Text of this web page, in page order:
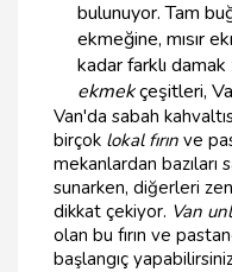
bulunuyor. Tam
ekmeğine, mısır
kadar farklı
ekmekçeşitleri,
Van'da sabah
birçok lokal fırın ve
mekanlardan bazıları
sunarken, diğerleri
dikkat çekiyor. Van
olan bu fırın ve
başlangıç